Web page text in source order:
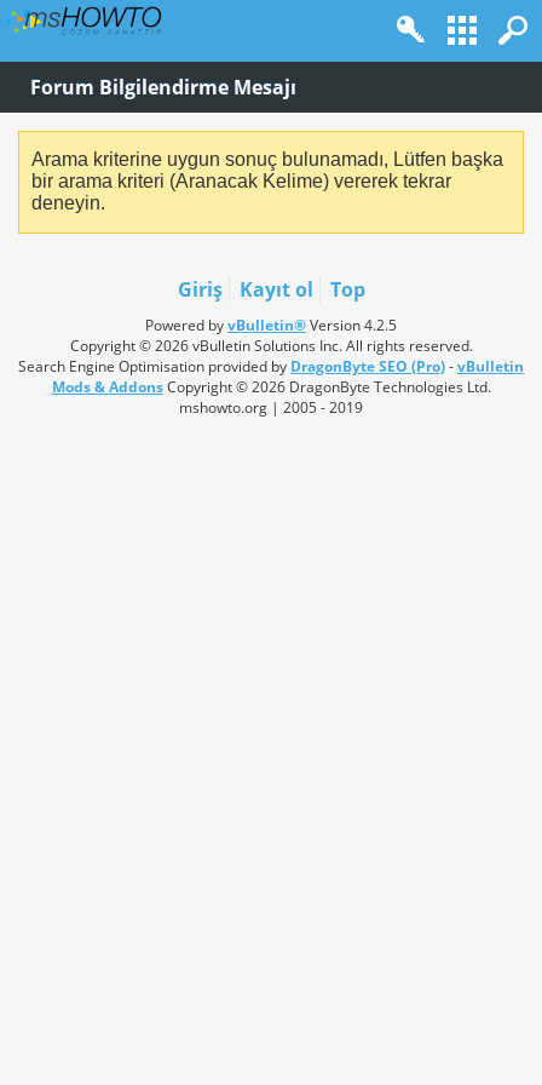
Forum Bilgilendirme Mesajı
Arama kriterine uygun sonuç bulunamadı, Lütfen başka
bir arama kriteri (Aranacak Kelime) vererek tekrar
deneyin.
Giriş Kayıt ol Top
Powered byvBulletin®Version 4.2.5
Copyright © 2026 vBulletin Solutions Inc. All rights reserved.
Search Engine Optimisation provided by DragonByte SEO (Pro)-vBulletin
Mods & AddonsCopyright © 2026 DragonByte Technologies Ltd.
mshowto.org | 2005 - 2019